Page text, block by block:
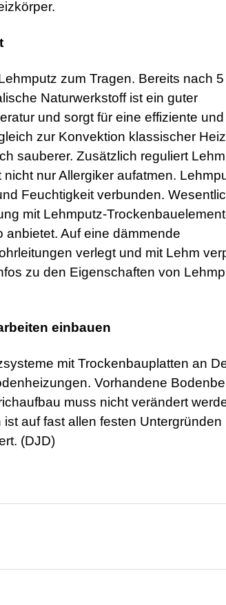
zum Tragen. Bereits nach
Naturwerkstoff ist ein guter
und sorgt für eine effiziente und
zur Konvektion klassischer
sauberer. Zusätzlich reguliert
nur Allergiker aufatmen.
Feuchtigkeit verbunden.
mit Lehmputz-
Auf eine dämmende
verlegt und mit Lehm
zu den Eigenschaften von
einbauen
mit Trockenbauplatten an
Vorhandene
muss nicht verändert
auf fast allen festen Untergründen
(DJD)